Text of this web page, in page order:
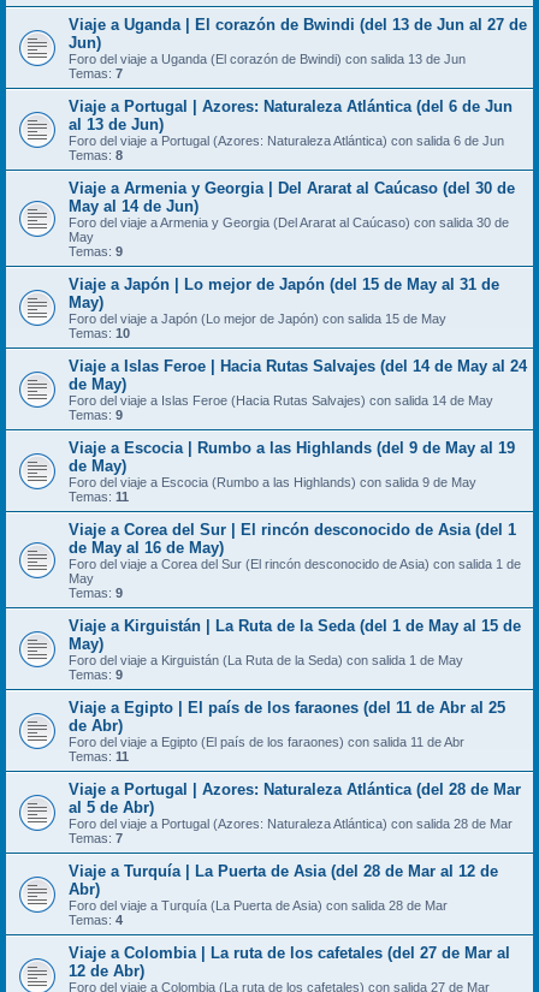
Viaje a Uganda | El corazón de Bwindi (del 13 de Jun al 27 de
Jun)
Foro del viaje a Uganda (El corazón de Bwindi) con salida 13 de Jun
Temas: 7
Viaje a Portugal | Azores: Naturaleza Atlántica (del 6 de Jun
al 13 de Jun)
Foro del viaje a Portugal (Azores: Naturaleza Atlántica) con salida 6 de Jun
Temas: 8
Viaje a Armenia y Georgia | Del Ararat al Caúcaso (del 30 de
May al 14 de Jun)
Foro del viaje a Armenia y Georgia (Del Ararat al Caúcaso) con salida 30 de
May
Temas: 9
Viaje a Japón | Lo mejor de Japón (del 15 de May al 31 de
May)
Foro del viaje a Japón (Lo mejor de Japón) con salida 15 de May
Temas: 10
Viaje a Islas Feroe | Hacia Rutas Salvajes (del 14 de May al 24
de May)
Foro del viaje a Islas Feroe (Hacia Rutas Salvajes) con salida 14 de May
Temas: 9
Viaje a Escocia | Rumbo a las Highlands (del 9 de May al 19
de May)
Foro del viaje a Escocia (Rumbo a las Highlands) con salida 9 de May
Temas: 11
Viaje a Corea del Sur | El rincón desconocido de Asia (del 1
de May al 16 de May)
Foro del viaje a Corea del Sur (El rincón desconocido de Asia) con salida 1 de
May
Temas: 9
Viaje a Kirguistán | La Ruta de la Seda (del 1 de May al 15 de
May)
Foro del viaje a Kirguistán (La Ruta de la Seda) con salida 1 de May
Temas: 9
Viaje a Egipto | El país de los faraones (del 11 de Abr al 25
de Abr)
Foro del viaje a Egipto (El país de los faraones) con salida 11 de Abr
Temas: 11
Viaje a Portugal | Azores: Naturaleza Atlántica (del 28 de Mar
al 5 de Abr)
Foro del viaje a Portugal (Azores: Naturaleza Atlántica) con salida 28 de Mar
Temas: 7
Viaje a Turquía | La Puerta de Asia (del 28 de Mar al 12 de
Abr)
Foro del viaje a Turquía (La Puerta de Asia) con salida 28 de Mar
Temas: 4
Viaje a Colombia | La ruta de los cafetales (del 27 de Mar al
12 de Abr)
Foro del viaje a Colombia (La ruta de los cafetales) con salida 27 de Mar